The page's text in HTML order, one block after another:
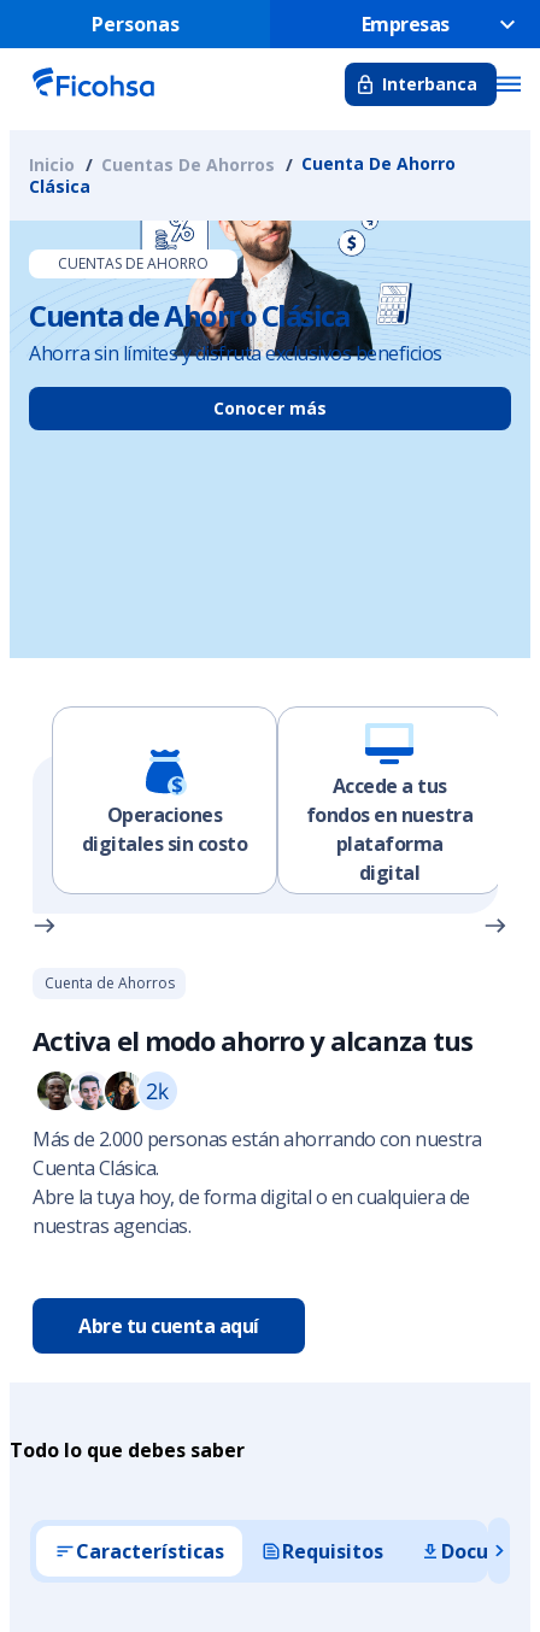
Personas Empresas
Interbanca
Inicio Cuentas De Ahorros
Cuenta De Ahorro
Clásica
CUENTAS DE AHORRO
Cuenta de Ahorro Clásica
Ahorra sin límites y disfruta exclusivos beneficios
Conocer más
Operaciones
digitales sin costo
Accede a tus
fondos en nuestra
plataforma
digital
Cuenta de Ahorros
Activa el modo ahorro y alcanza tus
Más de 2.000 personas están ahorrando con nuestra
Cuenta Clásica.
Abre la tuya hoy, de forma digital o en cualquiera de
nuestras agencias.
Abre tu cuenta aquí
Todo lo que debes saber
Características Requisitos